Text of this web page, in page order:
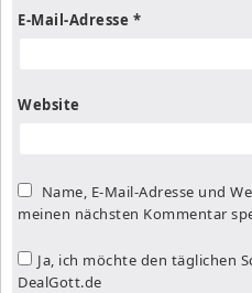
E-Mail-Adresse *
Website
Name, E-Mail-Adresse und
meinen nächsten Kommentar
Ja, ich möchte den täglichen
DealGott.de